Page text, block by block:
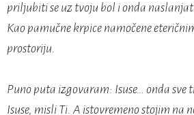
priljubiti se uz tvoju bol i onda
Kao pamučne krpice namočene
prostoriju.
Puno puta izgovaram: Isuse… onda sve
Isuse, misli Ti. A istovremeno stojim na